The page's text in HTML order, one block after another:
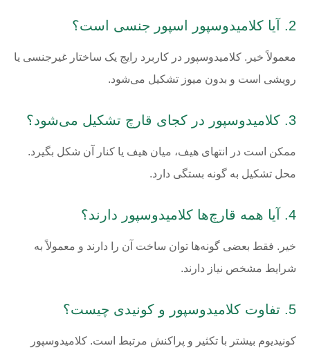
2. آیا کلامیدوسپور اسپور جنسی است؟
معمولاً خیر. کلامیدوسپور در کاربرد رایج یک ساختار غیرجنسی یا
رویشی است و بدون میوز تشکیل می‌شود.
3. کلامیدوسپور در کجای قارچ تشکیل می‌شود؟
ممکن است در انتهای هیف، میان هیف یا کنار آن شکل بگیرد.
محل تشکیل به گونه بستگی دارد.
4. آیا همه قارچ‌ها کلامیدوسپور دارند؟
خیر. فقط بعضی گونه‌ها توان ساخت آن را دارند و معمولاً به
شرایط مشخص نیاز دارند.
5. تفاوت کلامیدوسپور و کونیدی چیست؟
کونیدیوم بیشتر با تکثیر و پراکنش مرتبط است. کلامیدوسپور